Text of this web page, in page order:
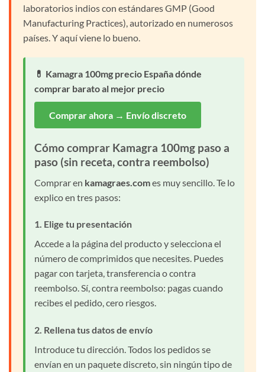
laboratorios indios con estándares GMP (Good
Manufacturing Practices), autorizado en numerosos
países. Y aquí viene lo bueno.
💊 Kamagra 100mg precio España dónde
comprar barato al mejor precio
Comprar ahora → Envío discreto
Cómo comprar Kamagra 100mg paso a
paso (sin receta, contra reembolso)
Comprar en kamagraes.comes muy sencillo. Te lo
explico en tres pasos:
1. Elige tu presentación
Accede a la página del producto y selecciona el
número de comprimidos que necesites. Puedes
pagar con tarjeta, transferencia o contra
reembolso. Sí, contra reembolso: pagas cuando
recibes el pedido, cero riesgos.
2. Rellena tus datos de envío
Introduce tu dirección. Todos los pedidos se
envían en un paquete discreto, sin ningún tipo de